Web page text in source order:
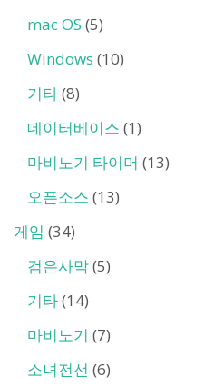
mac OS (5)
Windows (10)
기타(8)
데이터베이스 (1)
마비노기 타이머 (13)
오픈소스 (13)
게임 (34)
검은사막(5)
기타(14)
마비노기 (7)
소녀전선 (6)